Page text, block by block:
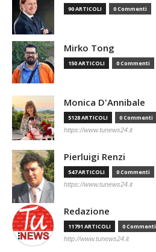
90 ARTICOLI 0 Commenti
Mirko Tong
150 ARTICOLI 0 Commenti
Monica D'Annibale
5128 ARTICOLI 0 Commenti
https://www.tunews24.it
Pierluigi Renzi
547 ARTICOLI 0 Commenti
https://www.tunews24.it
Redazione
11791 ARTICOLI 0 Commenti
http://www.tunews24.it